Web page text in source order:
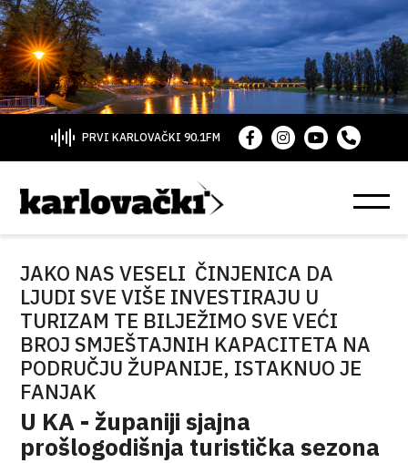
PRVI KARLOVAČKI 90.1FM
JAKO NAS VESELI ČINJENICA DA
LJUDI SVE VIŠE INVESTIRAJU U
TURIZAM TE BILJEŽIMO SVE VEĆI
BROJ SMJEŠTAJNIH KAPACITETA NA
PODRUČJU ŽUPANIJE, ISTAKNUO JE
FANJAK
U KA - županiji sjajna
prošlogodišnja turistička sezona